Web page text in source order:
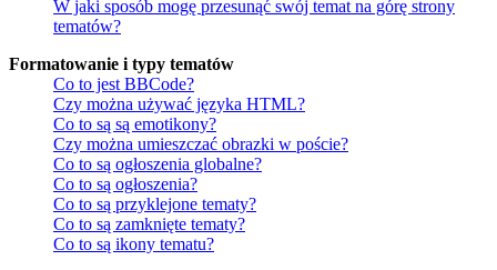
W jaki sposób mogę przesunąć swój temat na górę strony
tematów?
Formatowanie i typy tematów
Co to jest BBCode?
Czy można używać języka HTML?
Co to są są emotikony?
Czy można umieszczać obrazki w poście?
Co to są ogłoszenia globalne?
Co to są ogłoszenia?
Co to są przyklejone tematy?
Co to są zamknięte tematy?
Co to są ikony tematu?